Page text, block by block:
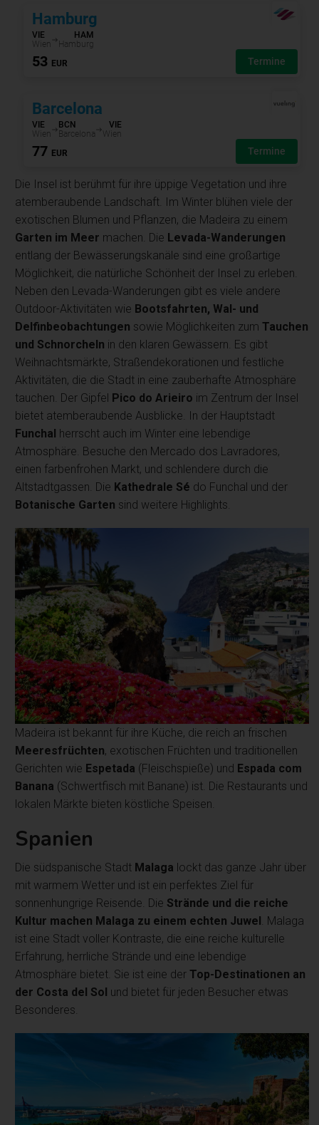
Die Insel ist berühmt für ihre üppige Vegetation und ihre
atemberaubende Landschaft. Im Winter blühen viele der
exotischen Blumen und Pflanzen, die Madeira zu einem
Garten im Meer machen. Die Levada-Wanderungen
entlang der Bewässerungskanäle sind eine großartige
Möglichkeit, die natürliche Schönheit der Insel zu erleben.
Neben den Levada-Wanderungen gibt es viele andere
Outdoor-Aktivitäten wie Bootsfahrten, Wal- und
Delfinbeobachtungen sowie Möglichkeiten zum Tauchen
und Schnorcheln in den klaren Gewässern. Es gibt
Weihnachtsmärkte, Straßendekorationen und festliche
Aktivitäten, die die Stadt in eine zauberhafte Atmosphäre
tauchen. Der Gipfel Pico do Arieiro im Zentrum der Insel
bietet atemberaubende Ausblicke. In der Hauptstadt
Funchal herrscht auch im Winter eine lebendige
Atmosphäre. Besuche den Mercado dos Lavradores,
einen farbenfrohen Markt, und schlendere durch die
Altstadtgassen. Die Kathedrale Sé do Funchal und der
Botanische Garten sind weitere Highlights.
Madeira ist bekannt für ihre Küche, die reich an frischen
Meeresfrüchten, exotischen Früchten und traditionellen
Gerichten wie Espetada (Fleischspieße) und Espada com
Banana (Schwertfisch mit Banane) ist. Die Restaurants und
lokalen Märkte bieten köstliche Speisen.
Spanien
Die südspanische Stadt Malaga lockt das ganze Jahr über
mit warmem Wetter und ist ein perfektes Ziel für
sonnenhungrige Reisende. Die Strände und die reiche
Kultur machen Malaga zu einem echten Juwel . Malaga
ist eine Stadt voller Kontraste, die eine reiche kulturelle
Erfahrung, herrliche Strände und eine lebendige
Atmosphäre bietet. Sie ist eine der Top-Destinationen an
der Costa del Sol und bietet für jeden Besucher etwas
Besonderes.